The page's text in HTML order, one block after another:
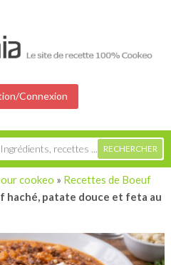
Connexion
cookeo » Recettes de Boeuf
patate douce et feta au